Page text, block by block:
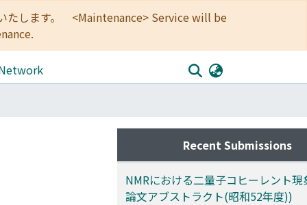
たします。 <Maintenance> Service will be
Recent Submissions
NMRにおける二量子コヒーレント
論文アブストラクト(昭和52年度))